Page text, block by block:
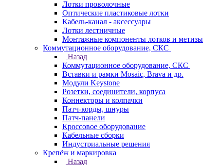
Лотки проволочные
Оптические пластиковые лотки
Кабель-канал - аксессуары
Лотки лестничные
Монтажные компоненты лотков и метизы
Коммутационное оборудование, СКС
Назад
Коммутационное оборудование, СКС
Вставки и рамки Mosaic, Brava и др.
Модули Keystone
Розетки, соединители, корпуса
Коннекторы и колпачки
Патч-корды, шнуры
Патч-панели
Кроссовое оборудование
Кабельные сборки
Индустриальные решения
Крепёж и маркировка
Назад